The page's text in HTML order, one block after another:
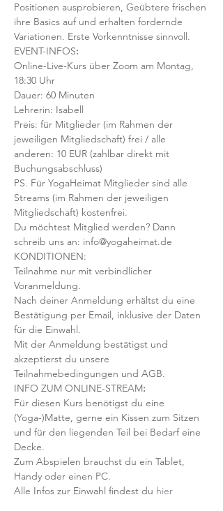
Positionen ausprobieren, Geübtere frischen
ihre Basics auf und erhalten fordernde
Variationen. Erste Vorkenntnisse sinnvoll.
EVENT-INFOS:
Online-Live-Kurs über Zoom am Montag,
18:30 Uhr
Dauer: 60 Minuten
Lehrerin: Isabell
Preis: für Mitglieder (im Rahmen der
jeweiligen Mitgliedschaft) frei / alle
anderen: 10 EUR (zahlbar direkt mit
Buchungsabschluss)
PS. Für YogaHeimat Mitglieder sind alle
Streams (im Rahmen der jeweiligen
Mitgliedschaft) kostenfrei.
Du möchtest Mitglied werden? Dann
schreib uns an: info@yogaheimat.de
KONDITIONEN:
Teilnahme nur mit verbindlicher
Voranmeldung.
Nach deiner Anmeldung erhältst du eine
Bestätigung per Email, inklusive der Daten
für die Einwahl.
Mit der Anmeldung bestätigst und
akzeptierst du unsere
Teilnahmebedingungen und AGB.
INFO ZUM ONLINE-STREAM:
Für diesen Kurs benötigst du eine
(Yoga-)Matte, gerne ein Kissen zum Sitzen
und für den liegenden Teil bei Bedarf eine
Decke.
Zum Abspielen brauchst du ein Tablet,
Handy oder einen PC.
Alle Infos zur Einwahl findest du hier